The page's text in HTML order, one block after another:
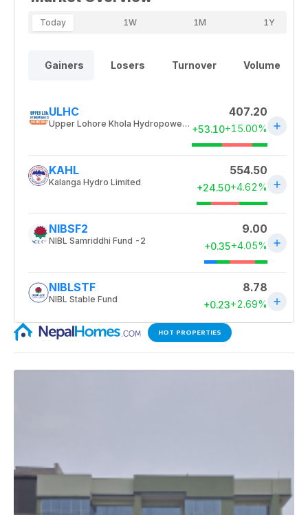
HOT PROPERTIES